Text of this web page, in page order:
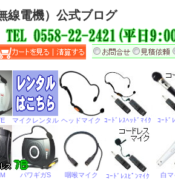
線電機）公式ブログ